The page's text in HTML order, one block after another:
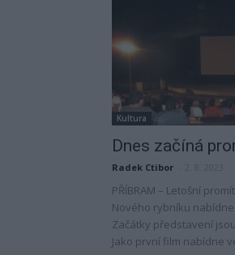
Kultura
Dnes začíná
Radek Ctibor
PŘÍBRAM – Letošní
Nového rybníku
Začátky představení
Jako první film nabídne